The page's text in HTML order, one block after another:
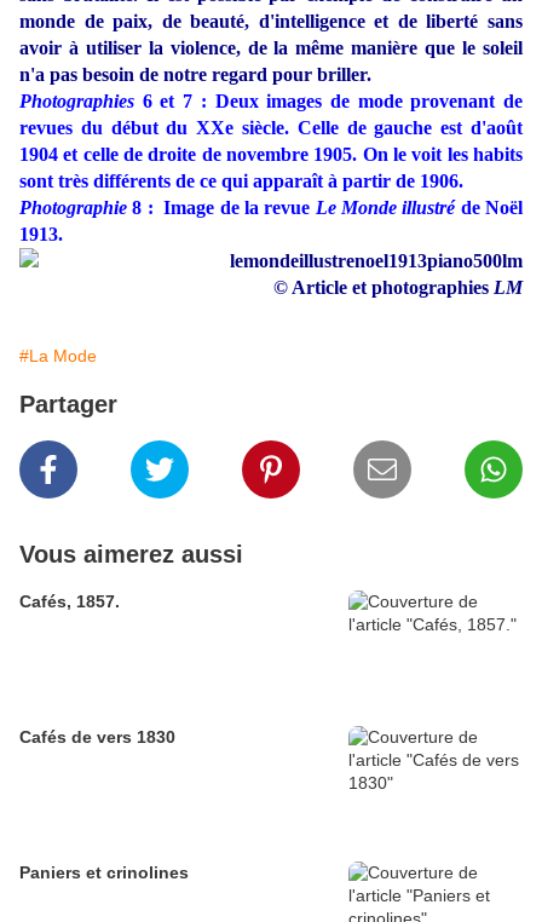
monde de paix, de beauté, d'intelligence et de liberté sans
avoir à utiliser la violence, de la même manière que le soleil
n'a pas besoin de notre regard pour briller.
Photographies 6 et 7 : Deux images de mode provenant de
revues du début du XXe siècle. Celle de gauche est d'août
1904 et celle de droite de novembre 1905. On le voit les habits
sont très différents de ce qui apparaît à partir de 1906.
Photographie 8 : Image de la revue Le Monde illustréde Noël
1913.
© Article et photographies LM
#La Mode
Partager
Vous aimerez aussi
Cafés, 1857.
Cafés de vers 1830
Paniers et crinolines